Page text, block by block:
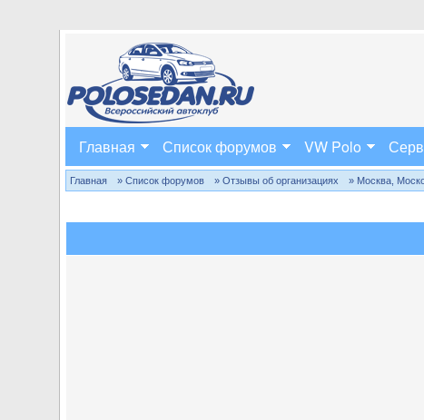
Главная Список форумов VW Polo
Главная » Список форумов » Отзывы об организациях » Москва,